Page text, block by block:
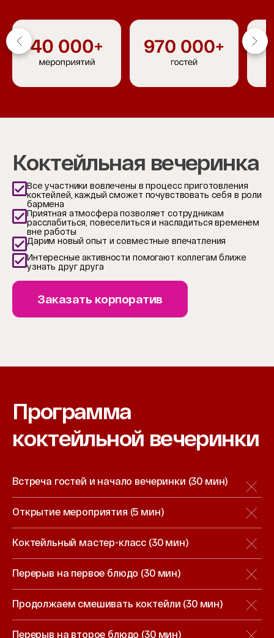
of
Коктейльная вечеринка
Все участники вовлечены в процесс приготовления
коктейлей, каждый сможет почувствовать себя в роли
бармена
Приятная атмосфера позволяет сотрудникам
расслабиться, повеселиться и насладиться временем
вне работы
Дарим новый опыт и совместные впечатления
Интересные активности помогают коллегам ближе
узнать друг друга
Заказать корпоратив
Программа
коктейльной вечеринки
Встреча гостей и начало вечеринки (30 мин)
Открытие мероприятия (5 мин)
Коктейльный мастер-класс (30 мин)
Перерыв на первое блюдо (30 мин)
Продолжаем смешивать коктейли (30 мин)
Перерыв на второе блюдо (30 мин)